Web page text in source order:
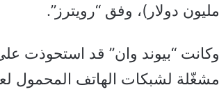
مليون دولار)، وفق “رويترز”.
وكانت “بيوند وان” قد استحوذت